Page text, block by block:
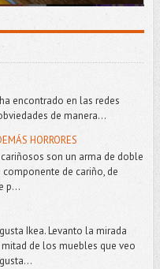
encontrado en las redes
de manera...
HORRORES
son un arma de doble
de cariño, de
p...
Ikea. Levanto la mirada
de los muebles que veo